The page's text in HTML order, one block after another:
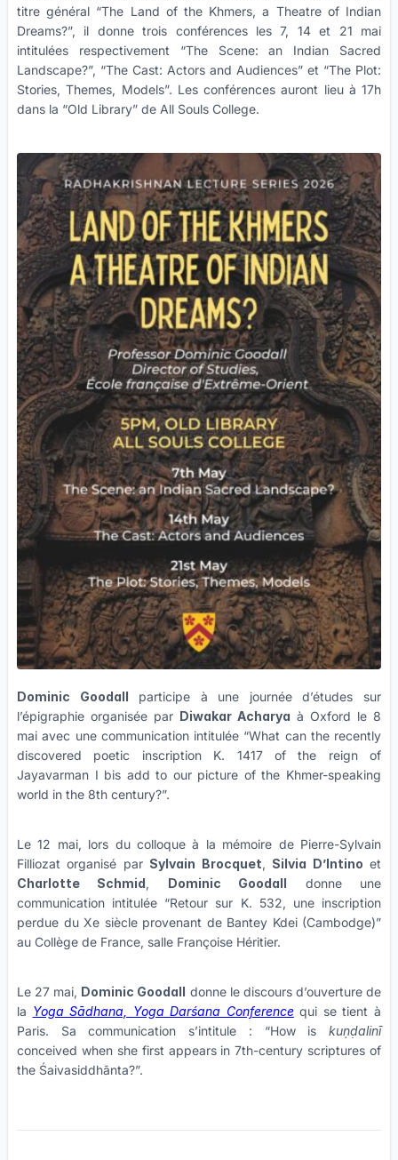
titre général “The Land of the Khmers, a Theatre of Indian
Dreams?”, il donne trois conférences les 7, 14 et 21 mai
intitulées respectivement “The Scene: an Indian Sacred
Landscape?”, “The Cast: Actors and Audiences” et “The Plot:
Stories, Themes, Models”. Les conférences auront lieu à 17h
dans la “Old Library” de All Souls College.
Dominic Goodall participe à une journée d’études sur
l’épigraphie organisée par Diwakar Acharya à Oxford le 8
mai avec une communication intitulée “What can the recently
discovered poetic inscription K. 1417 of the reign of
Jayavarman I bis add to our picture of the Khmer-speaking
world in the 8th century?”.
Le 12 mai, lors du colloque à la mémoire de Pierre-Sylvain
Filliozat organisé par Sylvain Brocquet, Silvia D’Intino et
Charlotte Schmid, Dominic Goodall donne une
communication intitulée “Retour sur K. 532, une inscription
perdue du Xe siècle provenant de Bantey Kdei (Cambodge)”
au Collège de France, salle Françoise Héritier.
Le 27 mai, Dominic Goodall donne le discours d’ouverture de
la Yoga Sādhana, Yoga Darśana Conferencequi se tient à
Paris. Sa communication s’intitule : “How is kuṇḍalinī
conceived when she first appears in 7th-century scriptures of
the Śaivasiddhānta?”.